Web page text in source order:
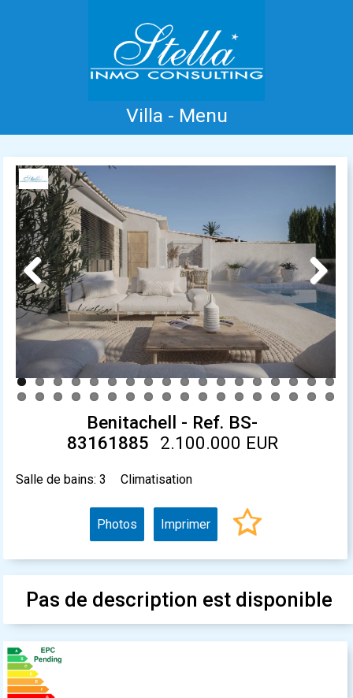
Villa - Menu
Accueil Costa Blanca Vente Location
Nouvelle Construction
Références
Previous Next
Benitachell - Ref. BS-
83161885
2.100.000 EUR
Salle de bains: 3 Climatisation
Photos Imprimer
Pas de description est disponible